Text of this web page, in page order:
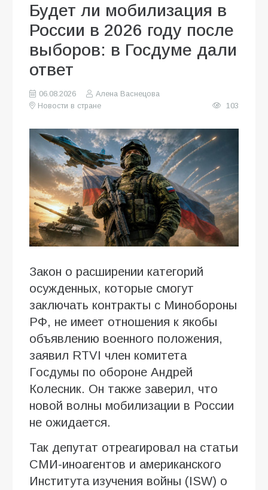
Будет ли мобилизация в
России в 2026 году после
выборов: в Госдуме дали
ответ
06.08.2026
Алена Васнецова
Новости в стране
103
Закон о расширении категорий
осужденных, которые смогут
заключать контракты с Минобороны
РФ, не имеет отношения к якобы
объявлению военного положения,
заявил RTVI член комитета
Госдумы по обороне Андрей
Колесник. Он также заверил, что
новой волны мобилизации в России
не ожидается.
Так депутат отреагировал на статьи
СМИ-иноагентов и американского
Института изучения войны (ISW) о